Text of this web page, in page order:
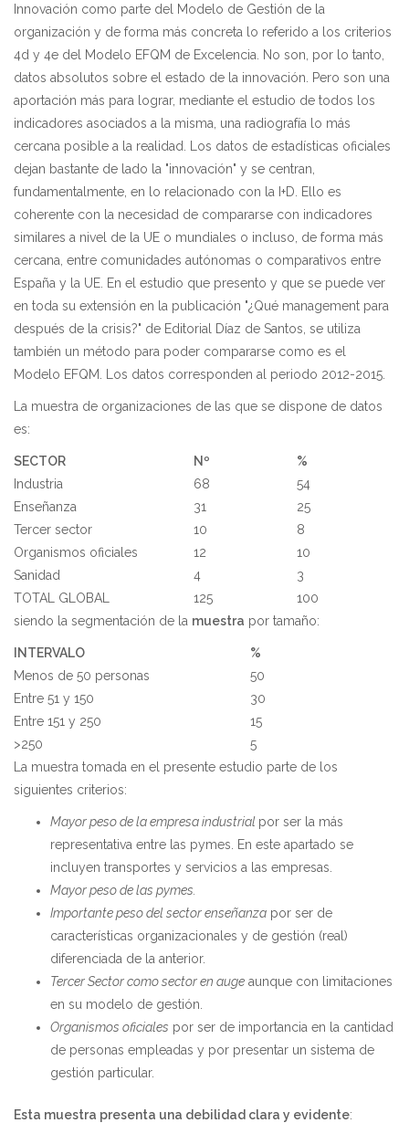
Innovación como parte del Modelo de Gestión de la
organización y de forma más concreta lo referido a los criterios
4d y 4e del Modelo EFQM de Excelencia. No son, por lo tanto,
datos absolutos sobre el estado de la innovación. Pero son una
aportación más para lograr, mediante el estudio de todos los
indicadores asociados a la misma, una radiografía lo más
cercana posible a la realidad. Los datos de estadísticas oficiales
dejan bastante de lado la "innovación" y se centran,
fundamentalmente, en lo relacionado con la I+D. Ello es
coherente con la necesidad de compararse con indicadores
similares a nivel de la UE o mundiales o incluso, de forma más
cercana, entre comunidades autónomas o comparativos entre
España y la UE. En el estudio que presento y que se puede ver
en toda su extensión en la publicación "¿Qué management para
después de la crisis?" de Editorial Díaz de Santos, se utiliza
también un método para poder compararse como es el
Modelo EFQM. Los datos corresponden al periodo 2012-2015.
La muestra de organizaciones de las que se dispone de datos
es:
SECTOR Nº
%
Industria
68
54
Enseñanza
31
25
Tercer sector
10
8
Organismos oficiales
12
10
Sanidad
4
3
TOTAL GLOBAL
125
100
siendo la segmentación de la muestra por tamaño:
INTERVALO
%
Menos de 50 personas
50
Entre 51 y 150
30
Entre 151 y 250
15
>250
5
La muestra tomada en el presente estudio parte de los
siguientes criterios:
Mayor peso de la empresa industrial por ser la más
representativa entre las pymes. En este apartado se
incluyen transportes y servicios a las empresas.
Mayor peso de las pymes.
Importante peso del sector enseñanza por ser de
características organizacionales y de gestión (real)
diferenciada de la anterior.
Tercer Sector como sector en auge aunque con limitaciones
en su modelo de gestión.
Organismos oficiales por ser de importancia en la cantidad
de personas empleadas y por presentar un sistema de
gestión particular.
Esta muestra presenta una debilidad clara y evidente: